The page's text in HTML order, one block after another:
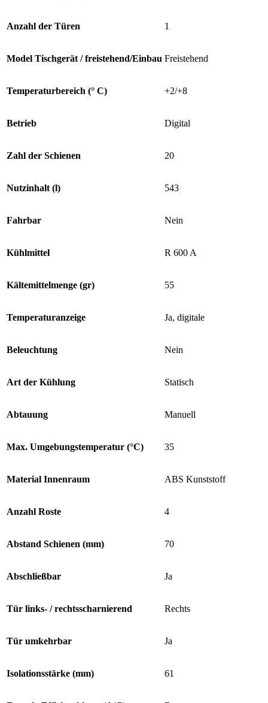
Anzahl der Türen 1
Model Tischgerät / freistehend/Einbau Freistehend
Temperaturbereich (° C) +2/+8
Betrieb Digital
Zahl der Schienen 20
Nutzinhalt (l) 543
Fahrbar Nein
Kühlmittel R 600 A
Kältemittelmenge (gr) 55
Temperaturanzeige Ja, digitale
Beleuchtung Nein
Art der Kühlung Statisch
Abtauung Manuell
Max. Umgebungstemperatur (°C) 35
Material Innenraum ABS Kunststoff
Anzahl Roste 4
Abstand Schienen (mm) 70
Abschließbar Ja
Tür links- / rechtsscharnierend Rechts
Tür umkehrbar Ja
Isolationsstärke (mm) 61